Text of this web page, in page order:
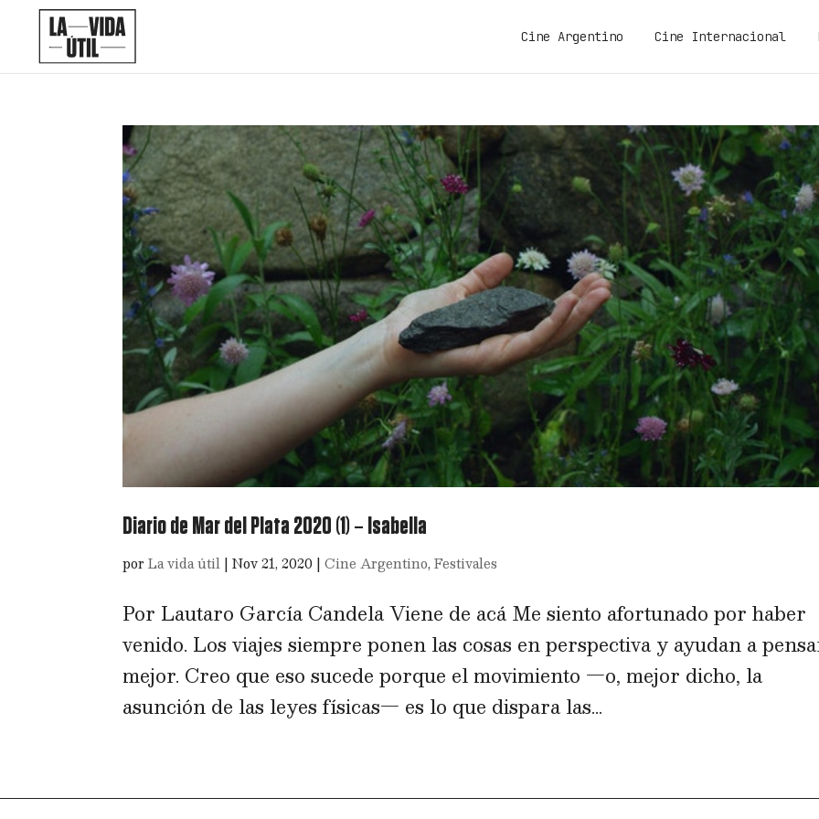
Cine Argentino Cine Internacional
Diario de Mar del Plata 2020 (1) – Isabella
porLa vida útil |Nov 21, 2020 |Cine Argentino,Festivales
Por Lautaro García Candela Viene de acá Me siento afortunado por haber
venido. Los viajes siempre ponen las cosas en perspectiva y ayudan a
mejor. Creo que eso sucede porque el movimiento —o, mejor dicho, la
asunción de las leyes físicas— es lo que dispara las...